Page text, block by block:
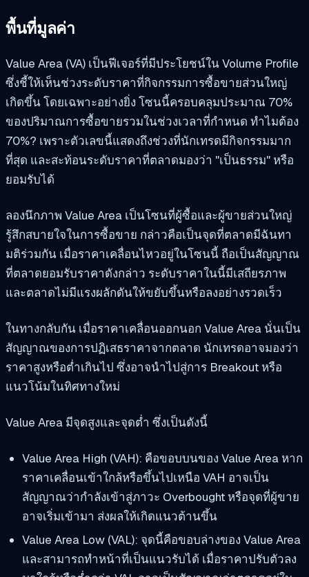
พื้นที่มูลค่า
Value Area (VA) เป็นฟีเจอร์ที่มีประโยชน์ใน Volume Profile
ซึ่งชี้ให้เห็นช่วงระดับราคาที่กิจกรรมการซื้อขายส่วนใหญ่
เกิดขึ้น โดยเฉพาะอย่างยิ่ง โซนนี้ครอบคลุมประมาณ 70%
ของปริมาณการซื้อขายรวมในช่วงเวลาที่กำหนด ทำไมต้อง
70%? เพราะตัวเลขนี้แสดงถึงช่วงที่นักเทรดมีกิจกรรมมาก
ที่สุด และสะท้อนระดับราคาที่ตลาดมองว่า "เป็นธรรม" หรือ
ยอมรับได้
ลองนึกภาพ Value Area เป็นโซนที่ผู้ซื้อและผู้ขายส่วนใหญ่
รู้สึกสบายใจในการซื้อขาย กล่าวคือเป็นจุดที่ตลาดมีฉันทา
มติร่วมกัน เมื่อราคาเคลื่อนไหวอยู่ในโซนนี้ ถือเป็นสัญญาณ
ที่ตลาดยอมรับราคาดังกล่าว ระดับราคาในนี้มีเสถียรภาพ
และตลาดไม่มีแรงผลักดันให้ขยับขึ้นหรือลงอย่างรวดเร็ว
ในทางกลับกัน เมื่อราคาเคลื่อนออกนอก Value Area นั่นเป็น
สัญญาณของการปฏิเสธราคาจากตลาด นักเทรดอาจมองว่า
ราคาสูงหรือต่ำเกินไป ซึ่งอาจนำไปสู่การ Breakout หรือ
แนวโน้มในทิศทางใหม่
Value Area มีจุดสูงและจุดต่ำ ซึ่งเป็นดังนี้
Value Area High (VAH): คือขอบบนของ Value Area หาก
ราคาเคลื่อนเข้าใกล้หรือขึ้นไปเหนือ VAH อาจเป็น
สัญญาณว่ากำลังเข้าสู่ภาวะ Overbought หรือจุดที่ผู้ขาย
อาจเริ่มเข้ามา ส่งผลให้เกิดแนวต้านขึ้น
Value Area Low (VAL): จุดนี้คือขอบล่างของ Value Area
และสามารถทำหน้าที่เป็นแนวรับได้ เมื่อราคาปรับตัวลง